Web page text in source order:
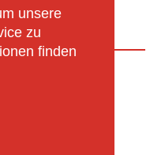
unsere
zu
finden
auch gefallen